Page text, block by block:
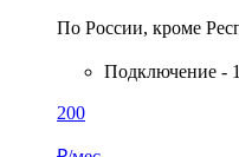
По России, кроме
Подключение -
200